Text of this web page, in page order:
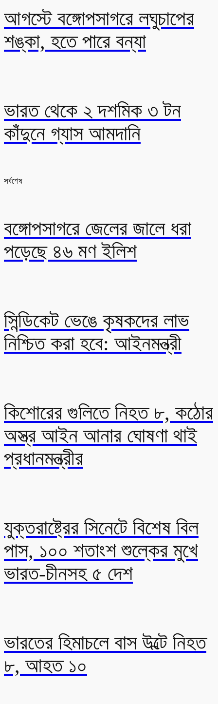
আগস্টে বঙ্গোপসাগরে লঘুচাপের
শঙ্কা, হতে পারে বন্যা
ভারত থেকে ২ দশমিক ৩ টন
কাঁদুনে গ্যাস আমদানি
সর্বশেষ
বঙ্গোপসাগরে জেলের জালে ধরা
পড়েছে ৪৬ মণ ইলিশ
সিন্ডিকেট ভেঙে কৃষকদের লাভ
নিশ্চিত করা হবে: আইনমন্ত্রী
কিশোরের গুলিতে নিহত ৮, কঠোর
অস্ত্র আইন আনার ঘোষণা থাই
প্রধানমন্ত্রীর
যুক্তরাষ্ট্রের সিনেটে বিশেষ বিল
পাস, ১০০ শতাংশ শুল্কের মুখে
ভারত-চীনসহ ৫ দেশ
ভারতের হিমাচলে বাস উল্টে নিহত
৮, আহত ১০